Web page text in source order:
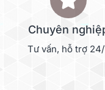
Chuyên
Tư vấn, hỗ trợ